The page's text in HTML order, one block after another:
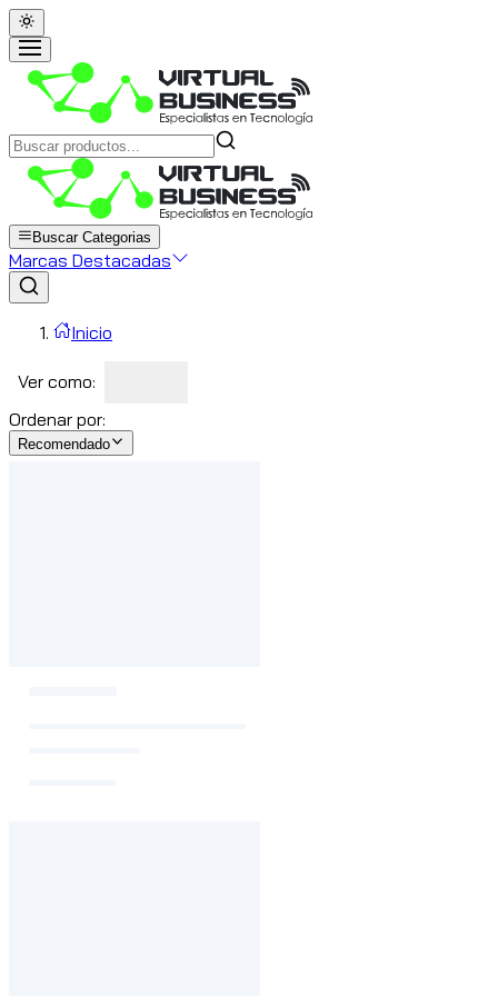
Buscar Categorias
Marcas Destacadas
Inicio
Ver como:
Ordenar por:
Recomendado